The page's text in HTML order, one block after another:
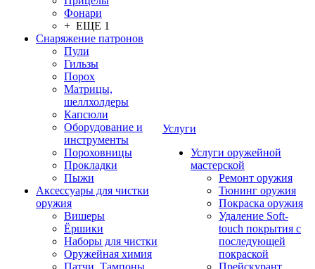
Фонари
+ ЕЩЕ 1
Снаряжение патронов
Пули
Гильзы
Порох
Матрицы,
шеллхолдеры
Капсюли
Оборудование и
инструменты
Пороховницы
Прокладки
Пыжи
Аксессуары для чистки
оружия
Вишеры
Ёршики
Наборы для чистки
Оружейная химия
Патчи, Тампоны
Услуги
Услуги оружейной
мастерской
Ремонт оружия
Тюнинг оружия
Покраска оружия
Удаление Soft-
touch покрытия с
последующей
покраской
Прейскурант